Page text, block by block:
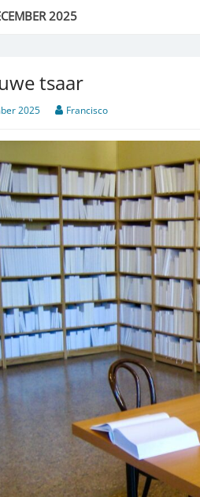
2025
tsaar
2025 Francisco